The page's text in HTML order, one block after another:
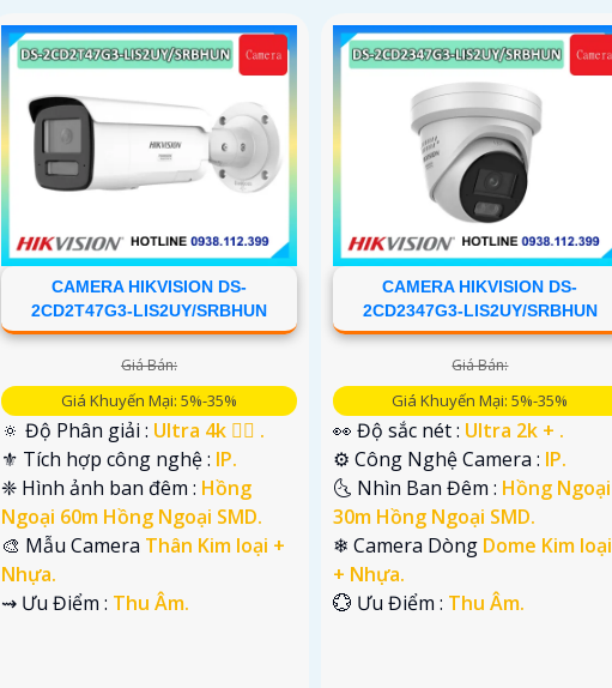
CAMERA HIKVISION DS-
2CD2T47G3-LIS2UY/SRBHUN
Giá Bán:
Giá Khuyến Mại: 5%-35%
🔅 Độ Phân giải : Ultra 4k 👍🏾 .
⚜️ Tích hợp công nghệ : IP.
❈ Hình ảnh ban đêm : Hồng
Ngoại 60m Hồng Ngoại SMD.
🎨 Mẫu Camera Thân Kim loại +
Nhựa.
️⇝ Ưu Điểm : Thu Âm.
CAMERA HIKVISION DS-
2CD2347G3-LIS2UY/SRBHUN
Giá Bán:
Giá Khuyến Mại: 5%-35%
👀 Độ sắc nét : Ultra 2k + .
⚙ Công Nghệ Camera : IP.
🌜 Nhìn Ban Đêm : Hồng Ngoại
30m Hồng Ngoại SMD.
❄ Camera Dòng Dome Kim loại
+ Nhựa.
️💮 Ưu Điểm : Thu Âm.